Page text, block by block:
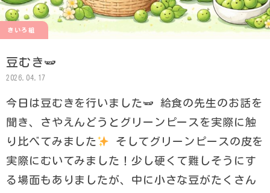
きいろ組
豆むき🫛
2026.04.17
今日は豆むきを行いました🫛 給食の先生のお話を
聞き、さやえんどうとグリーンピースを実際に触
り比べてみました
そしてグリーンピースの皮を
実際にむいてみました！少し硬くて難しそうにす
る場面もありましたが、中に小さな豆がたくさん